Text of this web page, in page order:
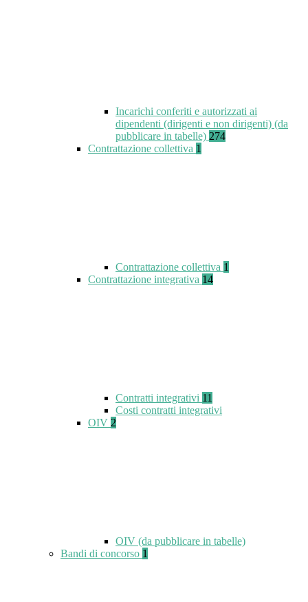
Incarichi conferiti e autorizzati ai
dipendenti (dirigenti e non dirigenti) (da
pubblicare in tabelle) 274
Contrattazione collettiva 1
Contrattazione collettiva 1
Contrattazione integrativa 14
Contratti integrativi 11
Costi contratti integrativi
OIV 2
OIV (da pubblicare in tabelle)
Bandi di concorso 1